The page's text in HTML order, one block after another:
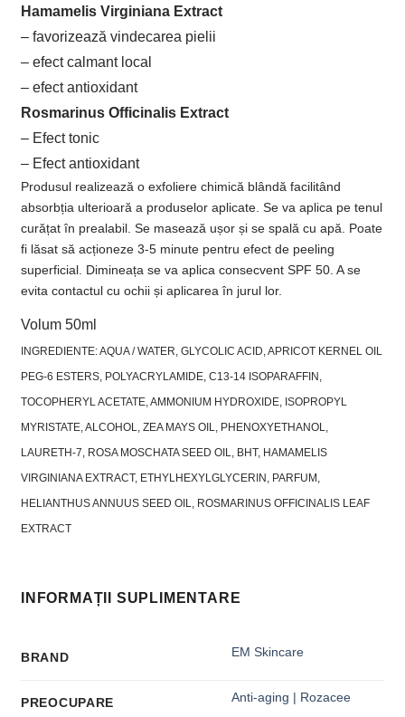
Hamamelis Virginiana Extract
– favorizează vindecarea pielii
– efect calmant local
– efect antioxidant
Rosmarinus Officinalis Extract
– Efect tonic
– Efect antioxidant
Produsul realizează o exfoliere chimică blândă facilitând
absorbția ulterioară a produselor aplicate. Se va aplica pe tenul
curățat în prealabil. Se masează ușor și se spală cu apă. Poate
fi lăsat să acționeze 3-5 minute pentru efect de peeling
superficial. Dimineața se va aplica consecvent SPF 50. A se
evita contactul cu ochii și aplicarea în jurul lor.
Volum 50ml
INGREDIENTE: AQUA / WATER, GLYCOLIC ACID, APRICOT KERNEL OIL
PEG-6 ESTERS, POLYACRYLAMIDE, C13-14 ISOPARAFFIN,
TOCOPHERYL ACETATE, AMMONIUM HYDROXIDE, ISOPROPYL
MYRISTATE, ALCOHOL, ZEA MAYS OIL, PHENOXYETHANOL,
LAURETH-7, ROSA MOSCHATA SEED OIL, BHT, HAMAMELIS
VIRGINIANA EXTRACT, ETHYLHEXYLGLYCERIN, PARFUM,
HELIANTHUS ANNUUS SEED OIL, ROSMARINUS OFFICINALIS LEAF
EXTRACT
INFORMAȚII SUPLIMENTARE
BRAND EM Skincare
PREOCUPARE Anti-aging | Rozacee